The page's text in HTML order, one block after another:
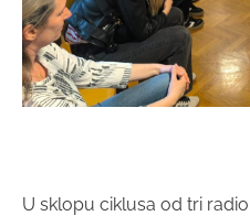
U sklopu ciklusa od tri